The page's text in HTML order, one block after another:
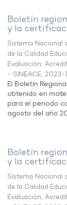
Boletín
y la
Sistema Nacional
de la Calidad
Evaluación,
- SINEACE, 2023-
El Boletín
obtenido en
para el periodo
agosto del año
Boletín
y la
Sistema Nacional
de la Calidad
Evaluación,